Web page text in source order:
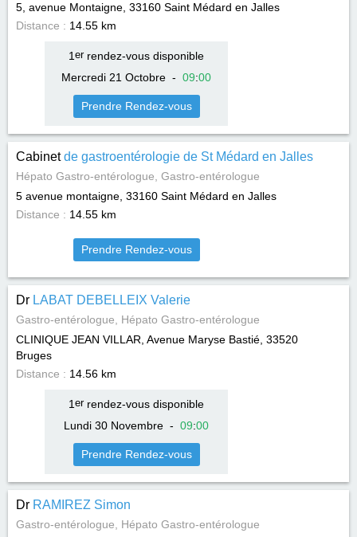
5, avenue Montaigne, 33160 Saint Médard en Jalles
Distance : 14.55 km
1 errendez-vous disponible
Mercredi 21 Octobre - 09:00
Prendre Rendez-vous
Cabinetde gastroentérologie de St Médard en Jalles
Hépato Gastro-entérologue, Gastro-entérologue
5 avenue montaigne, 33160 Saint Médard en Jalles
Distance : 14.55 km
Prendre Rendez-vous
Dr LABAT DEBELLEIX Valerie
Gastro-entérologue, Hépato Gastro-entérologue
CLINIQUE JEAN VILLAR, Avenue Maryse Bastié, 33520
Bruges
Distance : 14.56 km
1 errendez-vous disponible
Lundi 30 Novembre - 09:00
Prendre Rendez-vous
Dr RAMIREZ Simon
Gastro-entérologue, Hépato Gastro-entérologue